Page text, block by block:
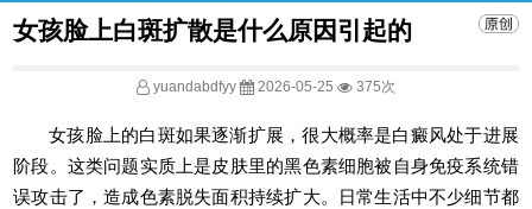
女孩脸上白斑扩散是什么原因引起的
yuandabdfyy 2026-05-25 375次
女孩脸上的白斑如果逐渐扩展，很大概率是白癜风处于进展
阶段。这类问题实质上是皮肤里的黑色素细胞被自身免疫系统错
误攻击了，造成色素脱失面积持续扩大。日常生活中不少细节都